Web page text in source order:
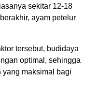
sekitar 12-18
ayam petelur
tersebut, budidaya
optimal, sehingga
maksimal bagi